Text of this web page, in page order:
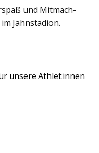
und Mit­ma­ch­
Jahn­sta­dion.